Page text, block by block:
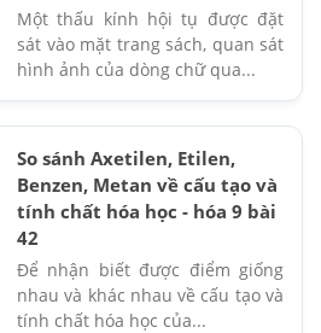
Một thấu kính hội tụ được đặt
sát vào mặt trang sách, quan sát
hình ảnh của dòng chữ qua...
So sánh Axetilen, Etilen,
Benzen, Metan về cấu tạo và
tính chất hóa học - hóa 9 bài
42
Để nhận biết được điểm giống
nhau và khác nhau về cấu tạo và
tính chất hóa học của...